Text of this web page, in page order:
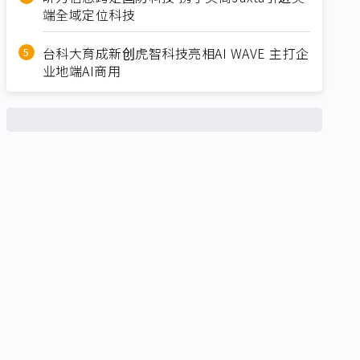
端全域定位科技
台科大育成新创虎智科技亮相AI WAVE 主打企
业地端AI商用